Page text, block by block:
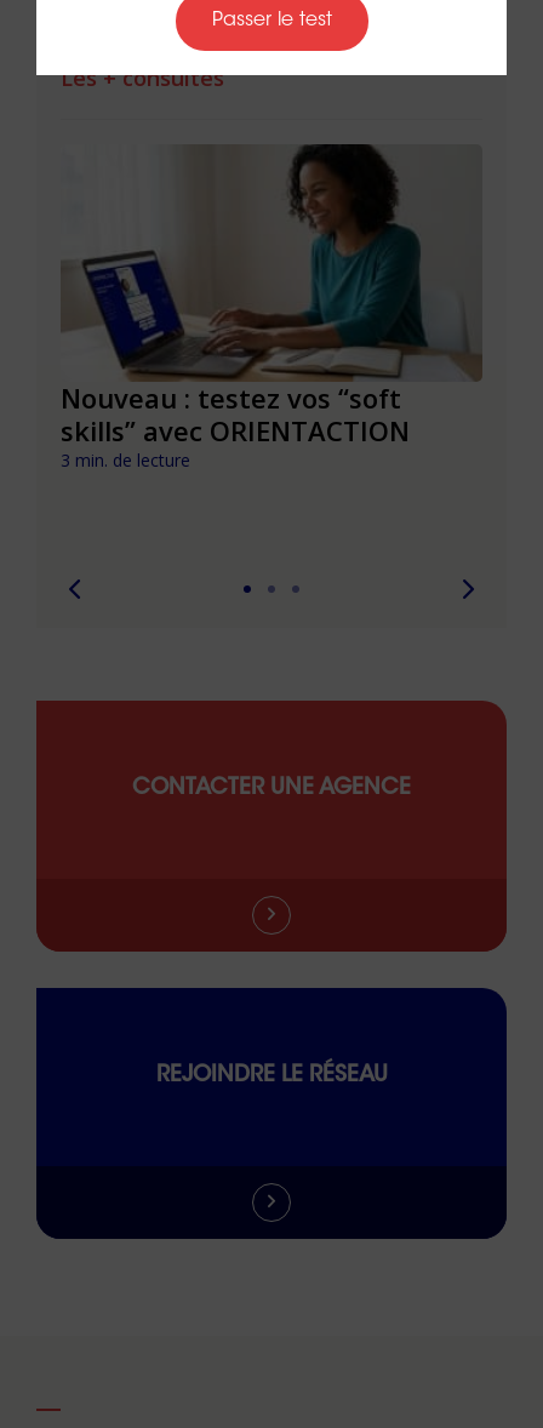
Les + consultés
Nouveau : testez vos “soft
skills” avec ORIENTACTION
3 min. de lecture
CONTACTER UNE AGENCE
REJOINDRE LE RÉSEAU
Passer le test